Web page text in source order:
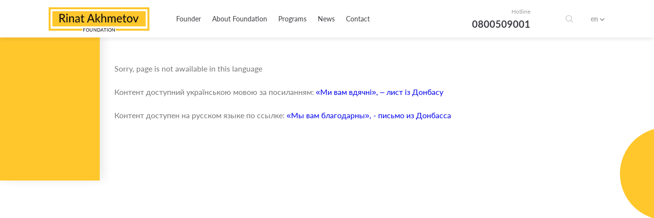
Founder About Foundation Programs News Contact
Hotline
0800509001 en
Sorry, page is not awailable in this language
Контент доступний українською мовою за посиланням: «Ми вам вдячні», – лист із Донбасу
Контент доступен на русском языке по ссылке: «Мы вам благодарны», - письмо из Донбасса